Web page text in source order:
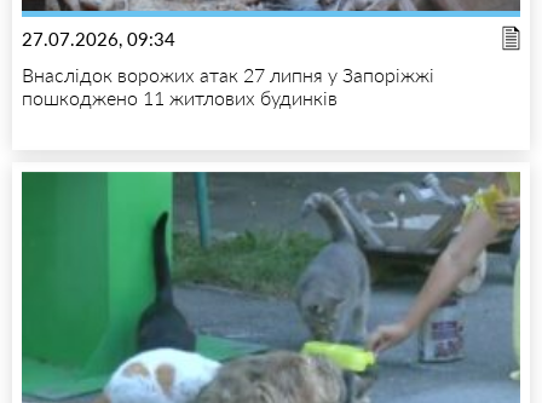
27.07.2026, 09:34
Внаслідок ворожих атак 27 липня у Запоріжжі
пошкоджено 11 житлових будинків